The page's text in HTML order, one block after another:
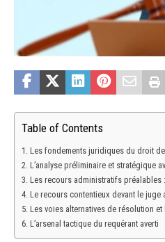
Table of Contents
Les fondements juridiques du droit
L’analyse préliminaire et stratégique
Les recours administratifs préalables
Le recours contentieux devant le juge
Les voies alternatives de résolution et
L’arsenal tactique du requérant averti